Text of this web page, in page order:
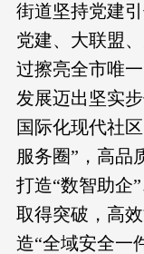
街道坚持党建
党建、大联盟
过擦亮全市唯
发展迈出坚实
国际化现代社
服务圈”，高品
打造“数智助企
取得突破，高
造“全域安全一